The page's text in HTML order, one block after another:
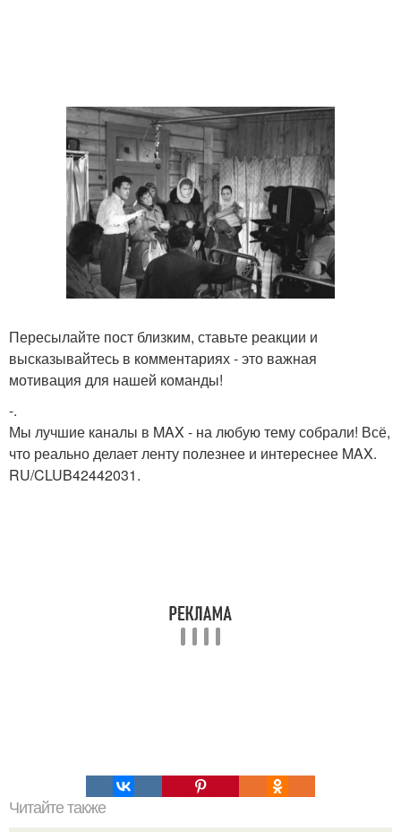
Пересылайте пост близким, ставьте реакции и
высказывайтесь в комментариях - это важная
мотивация для нашей команды!
-.
Мы лучшие каналы в MAX - на любую тему собрали! Всё,
что реально делает ленту полезнее и интереснее MAX.
RU/CLUB42442031.
Читайте также